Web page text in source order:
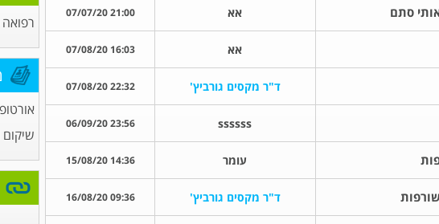
סתם אא 21:00 07/07/20
אא 16:03 07/08/20
ד"ר מקסים גורביץ' 22:32 07/08/20
ssssss
23:56 06/09/20
עומר 14:36 15/08/20
ד"ר מקסים גורביץ' 09:36 16/08/20
רפואה
שיקום